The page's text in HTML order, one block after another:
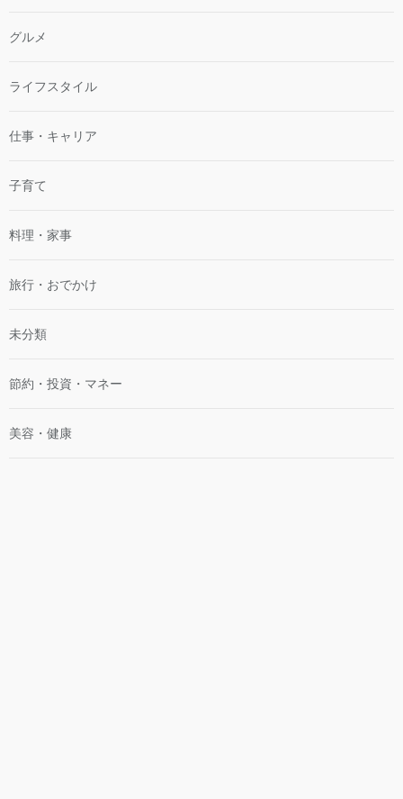
グルメ
ライフスタイル
仕事・キャリア
子育て
料理・家事
旅行・おでかけ
未分類
節約・投資・マネー
美容・健康